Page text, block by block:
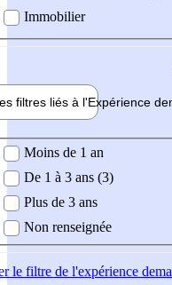
Immobilier
filtres liés à l'Expérience
demandée
Moins de 1 an
De 1 à 3 ans (3)
Plus de 3 ans
Non renseignée
le filtre de l'expérience